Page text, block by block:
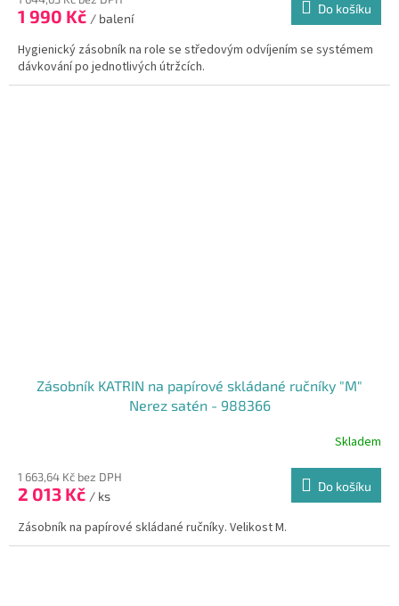
je
z
5
hvězdiček.
1 990 Kč / balení
Do košíku
Hygienický zásobník na role se středovým odvíjením se systémem
dávkování po jednotlivých útržcích.
Zásobník KATRIN na papírové skládané ručníky "M"
Nerez satén - 988366
Skladem
1 663,64 Kč bez DPH
2 013 Kč / ks
Do košíku
Zásobník na papírové skládané ručníky. Velikost M.